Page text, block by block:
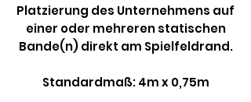
Platzierung des Unternehmens auf
einer oder mehreren statischen
Bande(n) direkt am Spielfeldrand.
Standardmaß: 4m x 0,75m